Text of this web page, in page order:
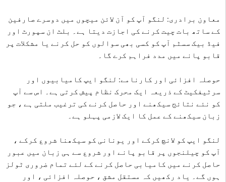
معاون برادری: لنگو آپ کو آن لائن میچوں میں دوسرے صارفین
کے ساتھ بات چیت کرنے کی اجازت دیتا ہے۔ بلٹ ان سپورٹ اور
فیڈ بیک سسٹم آپ کو کسی بھی سوالوں کو حل کرنے یا مشکلات پر
قابو پانے میں مدد فراہم کرے گا۔
حوصلہ افزائی اور کارنامے: لنگو ایپ کامیابیوں اور
سرٹیفکیٹ کے ذریعہ ایک محرک نظام پیش کرتی ہے۔ اس سے آپ
کو نئے نتائج سیکھنے اور حاصل کرنے کی ترغیب ملتی ہے ، جو
زبان سیکھنے کے عمل کا ایک لازمی پہلو ہے۔
لنگو ایپ کو لانچ کرکے اور یونانی کو سیکھنا شروع کرکے ،
آپ کو چیلنجوں پر قابو پانے اور شروع سے ہی زبان میں عبور
حاصل کرنے میں کامیابی حاصل کرنے کے لئے تمام ضروری ٹولز
ہوں گے۔ یاد رکھیں کہ مستقل مشق ، حوصلہ افزائی ، اور